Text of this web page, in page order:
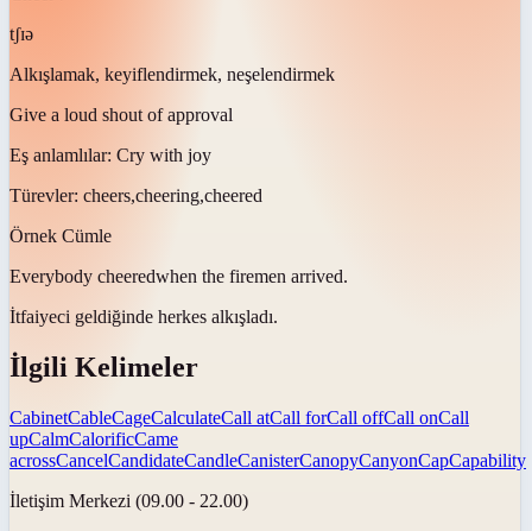
tʃɪə
Alkışlamak, keyiflendirmek, neşelendirmek
Give a loud shout of approval
Eş anlamlılar: Cry with joy
Türevler: cheers,cheering,cheered
Örnek Cümle
Everybody cheeredwhen the firemen arrived.
İtfaiyeci geldiğinde herkes alkışladı.
İlgili Kelimeler
CabinetCableCageCalculateCall atCall forCall offCall onCall
upCalmCalorificCame
acrossCancelCandidateCandleCanisterCanopyCanyonCapCapability
İletişim Merkezi (09.00 - 22.00)